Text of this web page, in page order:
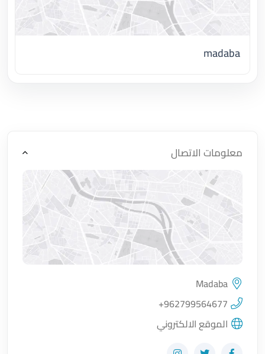
madaba
معلومات الاتصال
اضغط لتحميل الموقع
Madaba
+962799564677
الموقع الالكتروني